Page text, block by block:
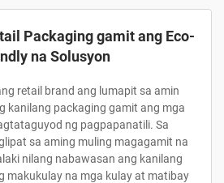
Packaging gamit ang Eco-
na Solusyon
retail brand ang lumapit sa amin
kanilang packaging gamit ang mga
ng pagpapanatili. Sa
sa aming muling magagamit na
nilang nabawasan ang kanilang
makukulay na mga kulay at matibay